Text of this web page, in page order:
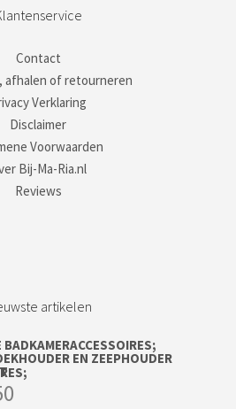
Contact
afhalen of retourneren
Verklaring
Disclaimer
Voorwaarden
Bij-Ma-Ria.nl
Reviews
artikelen
BADKAMERACCESSOIRES;
EN ZEEPHOUDER